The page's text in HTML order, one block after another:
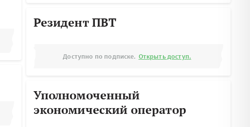
Резидент ПВТ
Доступно по подписке. Открыть доступ.
Уполномоченный
экономический оператор